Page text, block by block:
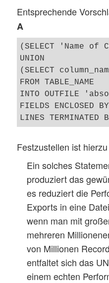
Entsprechende
A
(SELECT 'Name
UNION
(SELECT
FROM TABLE_NAME
INTO OUTFILE
FIELDS
Festzustellen ist
Ein solches
produziert das
es reduziert die
Exports in eine
wenn man mit
mehreren
von Millionen
entfaltet sich das
einem echten